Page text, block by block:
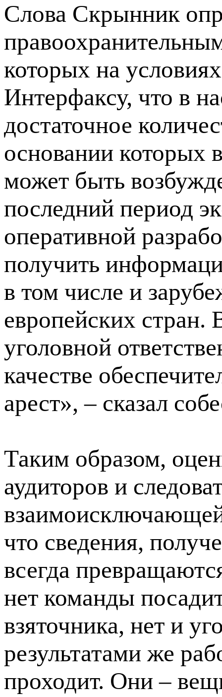
Слова Скрынник
которых на
Интерфаксу, что в
достаточное
основании
может быть
последний период
оперативной
получить
в том числе и
европейских стран.
уголовной
качестве
арест», – сказал
Таким образом,
аудиторов и
что сведения,
всегда
нет команды
взяточника, нет и
результатами же
проходит. Они –